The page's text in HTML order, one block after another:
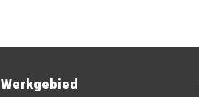
Werkgebied